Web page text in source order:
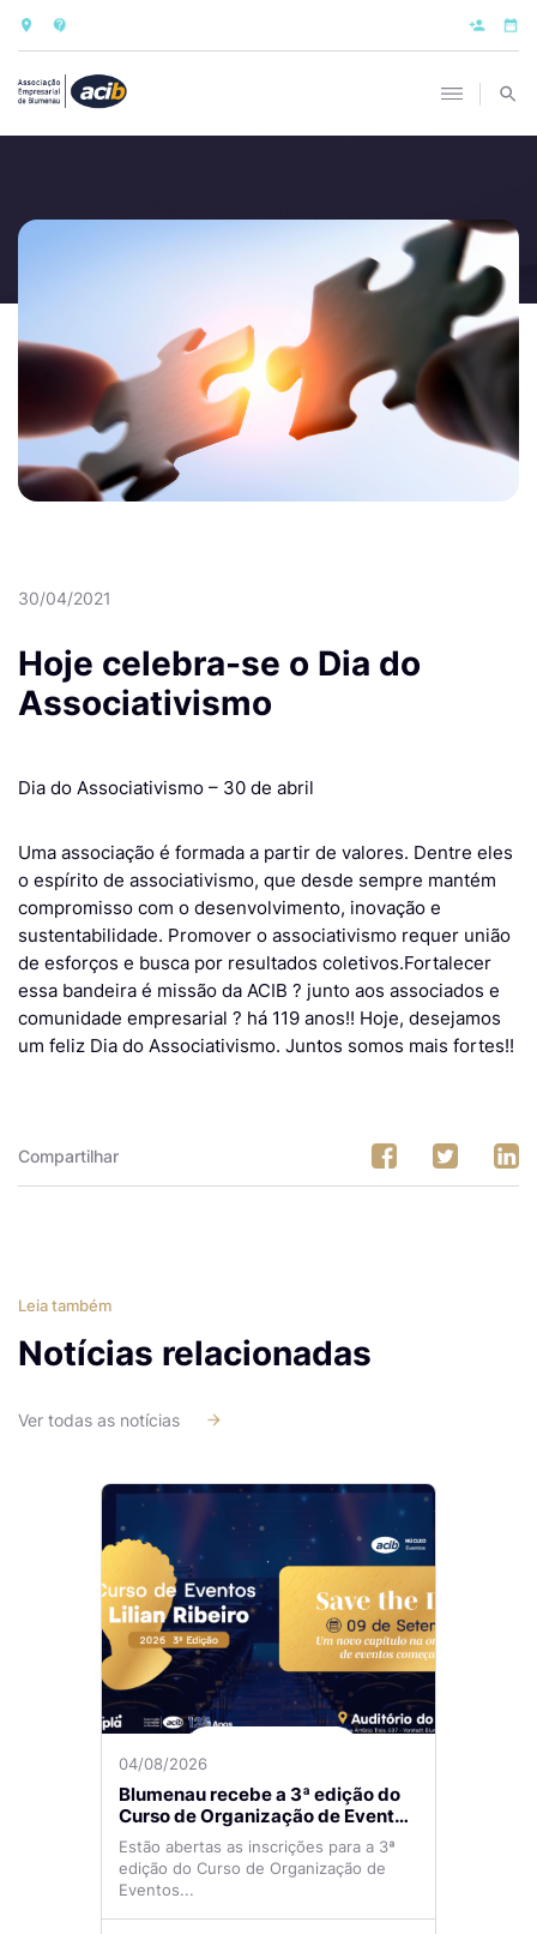
30/04/2021
Hoje celebra-se o Dia do
Associativismo
Dia do Associativismo – 30 de abril
Uma associação é formada a partir de valores. Dentre eles
o espírito de associativismo, que desde sempre mantém
compromisso com o desenvolvimento, inovação e
sustentabilidade. Promover o associativismo requer união
de esforços e busca por resultados coletivos.Fortalecer
essa bandeira é missão da ACIB ? junto aos associados e
comunidade empresarial ? há 119 anos!! Hoje, desejamos
um feliz Dia do Associativismo. Juntos somos mais fortes!!
Compartilhar
Leia também
Notícias relacionadas
Ver todas as notícias
04/08/2026
Blumenau recebe a 3ª edição do
Curso de Organização de Eventos
Lilian Ribeiro
Estão abertas as inscrições para a 3ª
edição do Curso de Organização de
Eventos...